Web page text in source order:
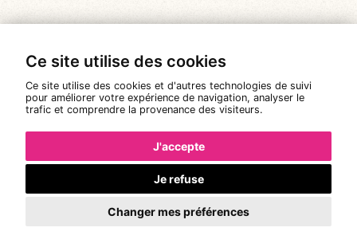
Ce site utilise des cookies
Ce site utilise des cookies et d'autres technologies de suivi
pour améliorer votre expérience de navigation, analyser le
trafic et comprendre la provenance des visiteurs.
J'accepte
Je refuse
Changer mes préférences
© Tous droits réservés 2026 |
Le Baiser Salé
Mentions légales
Politique de confidentialité
Conditions Générales de Vente
Réalisation :Pixéine